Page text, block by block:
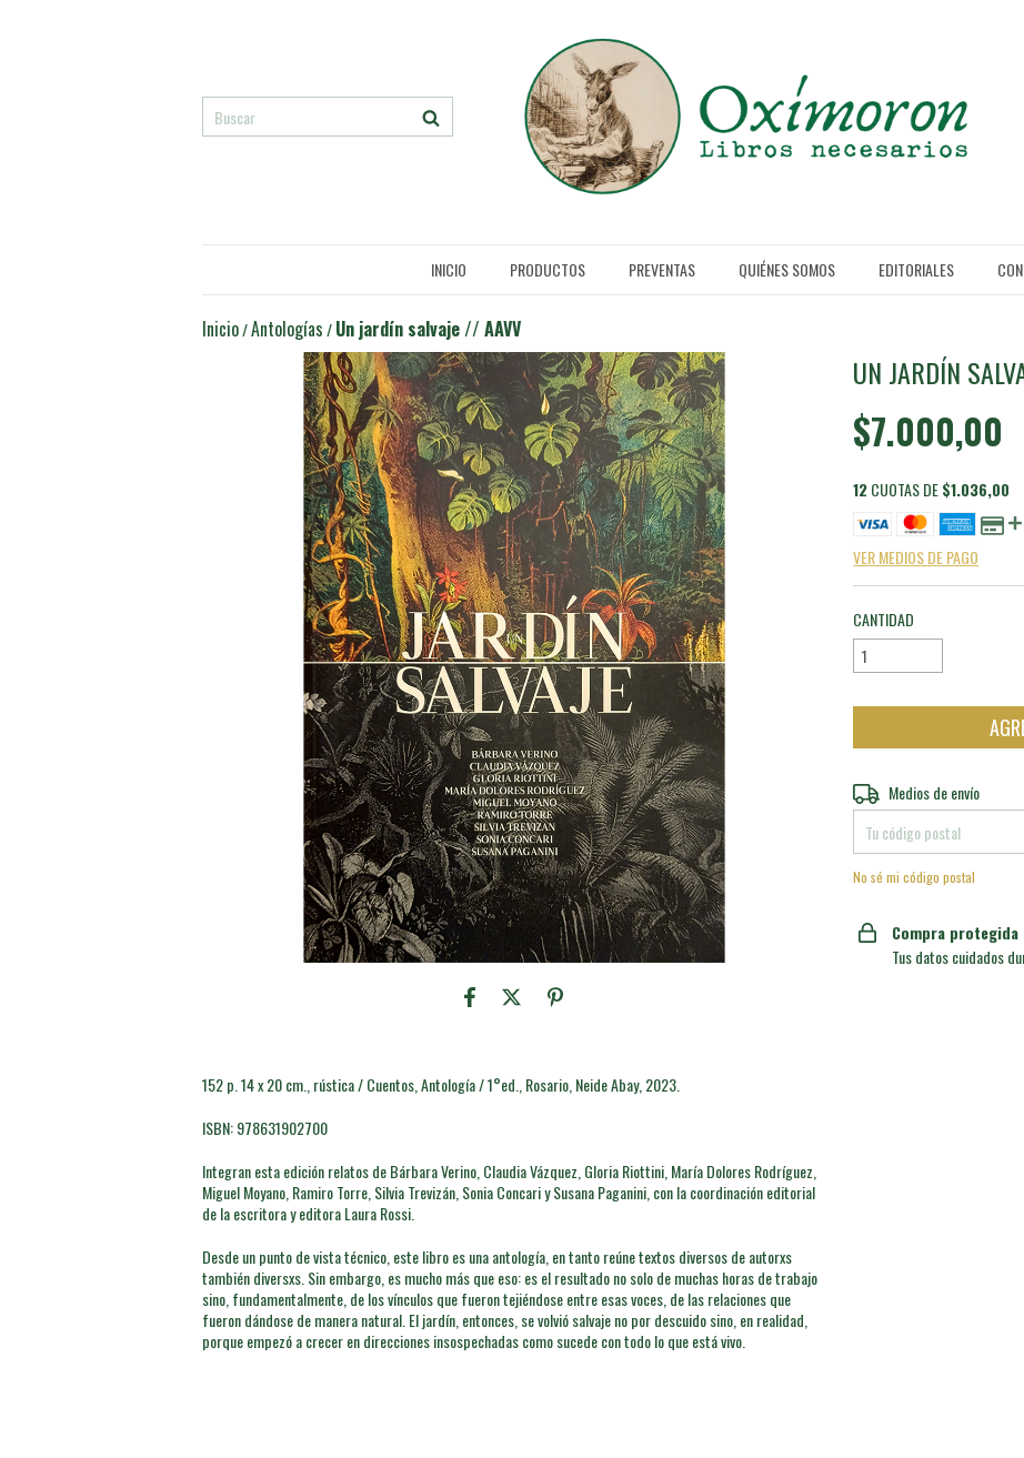
INICIO PRODUCTOS PREVENTAS QUIÉNES SOMOS EDITORIALES
Inicio/Antologías/Un jardín salvaje // AAVV
152 p. 14 x 20 cm., rústica / Cuentos, Antología / 1°ed., Rosario, Neide Abay, 2023.
ISBN: 978631902700
Integran esta edición relatos de Bárbara Verino, Claudia Vázquez, Gloria Riottini, María Dolores Rodríguez,
Miguel Moyano, Ramiro Torre, Silvia Trevizán, Sonia Concari y Susana Paganini, con la coordinación editorial
de la escritora y editora Laura Rossi.
Desde un punto de vista técnico, este libro es una antología, en tanto reúne textos diversos de autorxs
también diversxs. Sin embargo, es mucho más que eso: es el resultado no solo de muchas horas de trabajo
sino, fundamentalmente, de los vínculos que fueron tejiéndose entre esas voces, de las relaciones que
fueron dándose de manera natural. El jardín, entonces, se volvió salvaje no por descuido sino, en realidad,
porque empezó a crecer en direcciones insospechadas como sucede con todo lo que está vivo.
UN JARDÍN
$7.000,00
12CUOTAS DE$1.036,00
VER MEDIOS DE PAGO
CANTIDAD
Entregas para el CP:
Medios de envío
No sé mi código postal
Compra protegida
Tus datos cuidados